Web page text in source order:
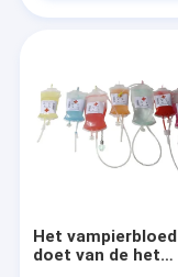
Het vampierbloed
doet van de het